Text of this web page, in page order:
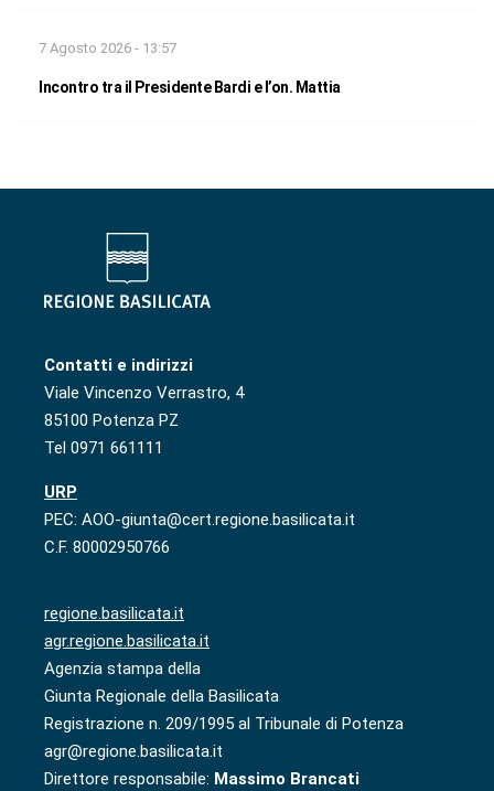
7 Agosto 2026 - 13:57
Incontro tra il Presidente Bardi e l’on. Mattia
Contatti e indirizzi
Viale Vincenzo Verrastro, 4
85100 Potenza PZ
Tel 0971 661111
URP
PEC: AOO-giunta@cert.regione.basilicata.it
C.F. 80002950766
regione.basilicata.it
agr.regione.basilicata.it
Agenzia stampa della
Giunta Regionale della Basilicata
Registrazione n. 209/1995 al Tribunale di Potenza
agr@regione.basilicata.it
Direttore responsabile: Massimo Brancati